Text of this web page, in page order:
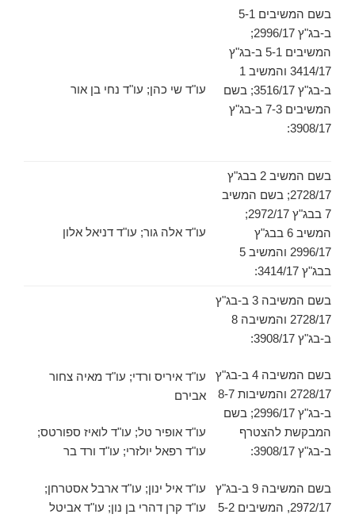
בשם המשיבים 5-1
ב-בג"ץ 2996/17;
המשיבים 5-1 ב-בג"ץ
3414/17 והמשיב 1
ב-בג"ץ 3516/17; בשם
המשיבים 7-3 ב-בג"ץ
3908/17:
עו"ד שי כהן; עו"ד נחי בן אור
בשם המשיב 2 בבג"ץ
2728/17; בשם המשיב
7 בבג"ץ 2972/17;
המשיב 6 בבג"ץ
2996/17 והמשיב 5
בבג"ץ 3414/17:
עו"ד אלה גור; עו"ד דניאל אלון
בשם המשיבה 3 ב-בג"ץ
2728/17 והמשיבה 8
ב-בג"ץ 3908/17:
בשם המשיבה 4 ב-בג"ץ
2728/17 והמשיבות 8-7
ב-בג"ץ 2996/17; בשם
המבקשת להצטרף
ב-בג"ץ 3908/17:
בשם המשיבה 9 ב-בג"ץ
2972/17, המשיבים 5-2
עו"ד איריס ורדי; עו"ד מאיה צחור
אבירם
עו"ד אופיר טל; עו"ד לואיז ספורטס;
עו"ד רפאל יולזרי; עו"ד ורד בר
עו"ד איל ינון; עו"ד ארבל אסטרחן;
עו"ד קרן דהרי בן נון; עו"ד אביטל